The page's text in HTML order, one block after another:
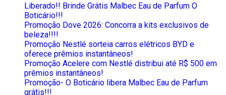
Liberado!! Brinde Grátis Malbec Eau de Parfum O
Boticário!!!
Promoção Dove 2026: Concorra a kits exclusivos de
beleza!!!!
Promoção Nestlé sorteia carros elétricos BYD e
oferece prêmios instantâneos!
Promoção Acelere com Nestlé distribui até R$ 500 em
prêmios instantâneos!
Promoção- O Boticário libera Malbec Eau de Parfum
grátis!!!